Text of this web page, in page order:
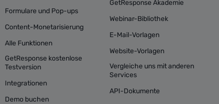
Formulare und Pop-ups
Content-Monetarisierung
Alle Funktionen
GetResponse kostenlose
Testversion
Integrationen
Demo buchen
GetResponse Akademie
Webinar-Bibliothek
E-Mail-Vorlagen
Website-Vorlagen
Vergleiche uns mit anderen
Services
API-Dokumente